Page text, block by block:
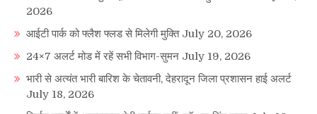
2026
आईटी पार्क को फ्लैश फ्लड से मिलेगी मुक्ति July 20, 2026
24×7 अलर्ट मोड में रहें सभी विभाग-सुमन July 19, 2026
भारी से अत्यंत भारी बारिश के चेतावनी, देहरादून जिला प्रशासन हाई अलर्ट
July 18, 2026